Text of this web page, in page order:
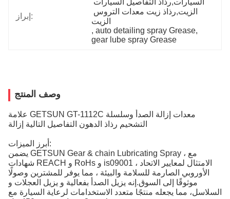
إبراز:
الزيت
, auto detailing spray Grease,
gear lube spray Grease
وصف المنتج
علامة GETSUN GT-1112C معدات إزالة الصدأ وسلسلة
التشحيم رذاذ الدهون التفاصيل التالية إزالة
أبرز الميزات:
يضمن GETSUN Gear & chain Lubricating Spray ، مع
شهادات REACH و RoHs و is09001 ، الامتثال لمعايير الاتحاد
الأوروبي الصارمة للسلامة والبيئة ، مما يوفر للمشترين وصولًا
موثوقًا إلى السوق.إنه يزيل الصدأ بفعالية و يزيل العجلات و
السلاسل، مما يجعله منتجًا متعدد الاستخدامات لرعاية السيارة مع